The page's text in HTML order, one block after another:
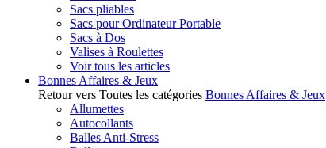
Sacs pliables
Sacs pour Ordinateur Portable
Sacs à Dos
Valises à Roulettes
Voir tous les articles
Bonnes Affaires & Jeux
Retour vers Toutes les catégories Bonnes Affaires & Jeux
Allumettes
Autocollants
Balles Anti-Stress